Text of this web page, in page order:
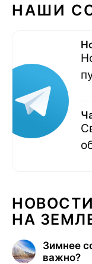
НАШИ
НА
Зимнее
важно?